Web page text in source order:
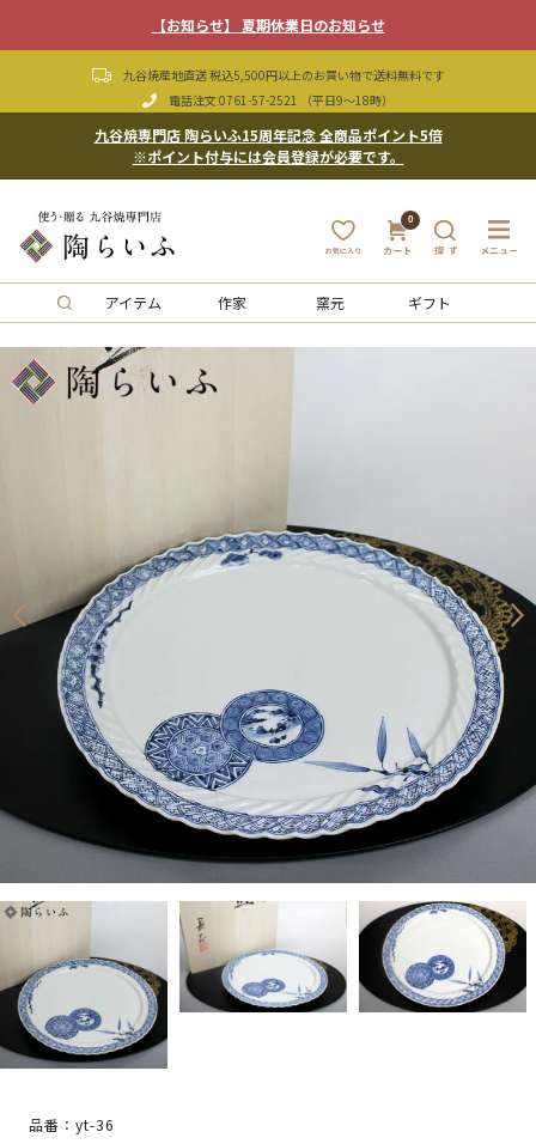
【お知らせ】 夏期休業日のお知らせ
九谷焼産地直送 税込5,500円以上のお買い物で送料無料です
電話注文 0761-57-2521 （平日9〜18時）
九谷焼専門店 陶らいふ15周年記念 全商品ポイント5倍
※ポイント付与には会員登録が必要です。
0
アイテム 作家 窯元 ギフト
品番：yt-36